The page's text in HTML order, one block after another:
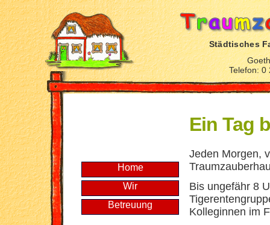
Städtisches
Telefon: 0
Home
Wir
Betreuung
Ein Tag
Jeden Morgen,
Bis ungefähr 8
Kolleginnen im